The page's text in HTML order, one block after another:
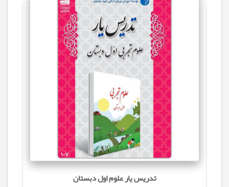
تدریس یار علوم اول دبستان